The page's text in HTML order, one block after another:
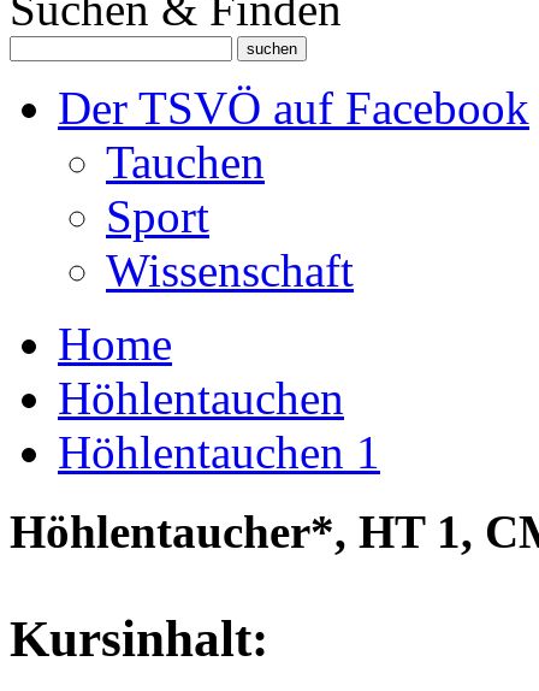
Der TSVÖ auf Facebook
Tauchen
Sport
Wissenschaft
Home
Höhlentauchen
Höhlentauchen 1
Höhlentaucher*, HT 1,
Kursinhalt: